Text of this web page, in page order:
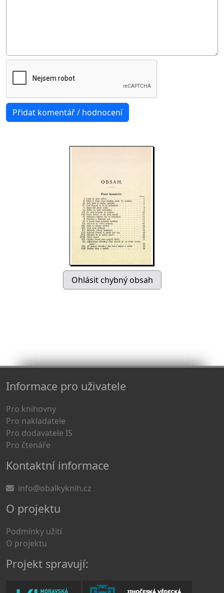
Informace pro uživatele
Pro knihovny
Pro nakladatele
Pro dodavatele IS
Pro čtenáře
Kontaktní informace
info@obalkyknih.cz
O projektu
Podmínky užití
O projektu
Projekt spravují: